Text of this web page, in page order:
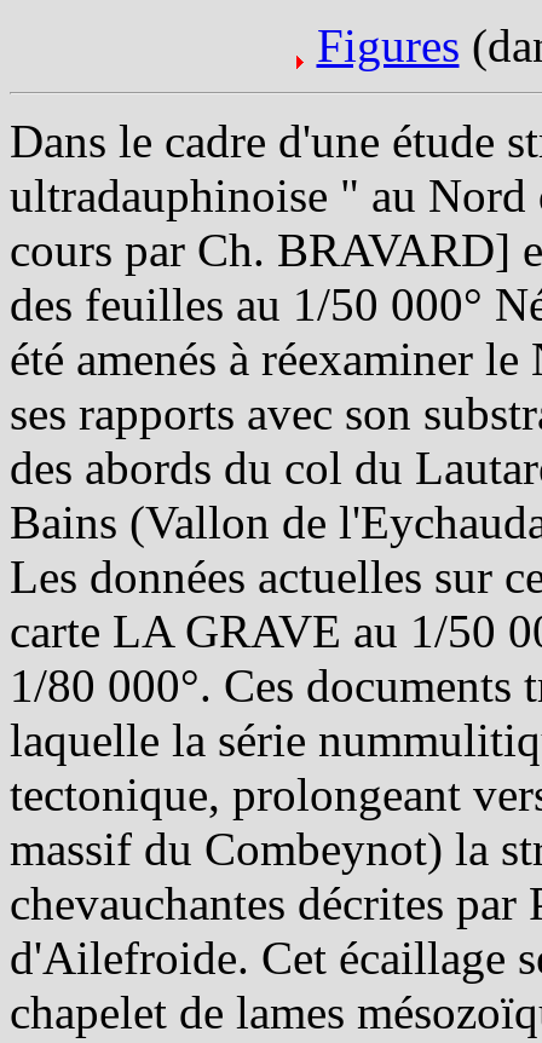
Figures
Dans le cadre d'une étude
ultradauphinoise " au
cours par Ch. BRAVARD]
des feuilles au 1/50 000°
été amenés à réexaminer
ses rapports avec son
des abords du col du
Bains (Vallon de
Les données actuelles sur
carte LA GRAVE au 1/50
1/80 000°. Ces
laquelle la série
tectonique, prolongeant
massif du Combeynot) la
chevauchantes décrites
d'Ailefroide. Cet écaillage
chapelet de lames